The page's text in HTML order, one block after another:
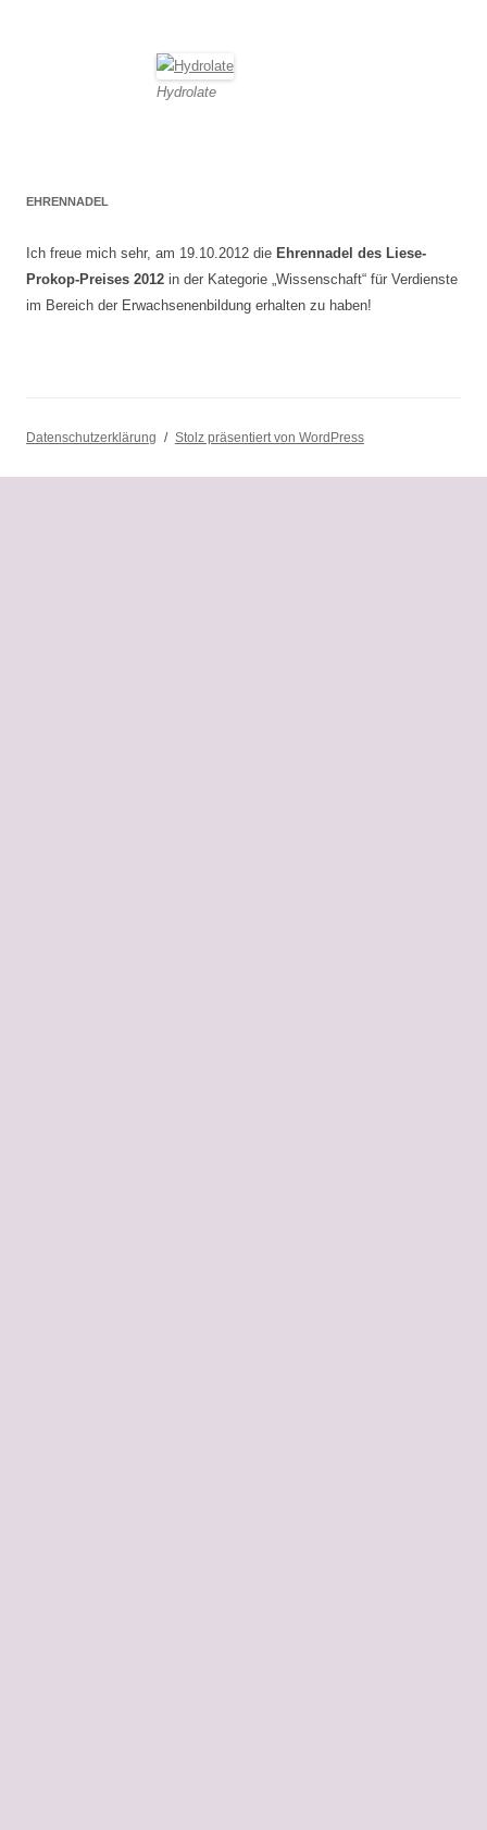
Hydrolate
EHRENNADEL
Ich freue mich sehr, am 19.10.2012 die Ehrennadel des Liese-
Prokop-Preises 2012 in der Kategorie „Wissenschaft“ für Verdienste
im Bereich der Erwachsenenbildung erhalten zu haben!
Datenschutzerklärung Stolz präsentiert von WordPress